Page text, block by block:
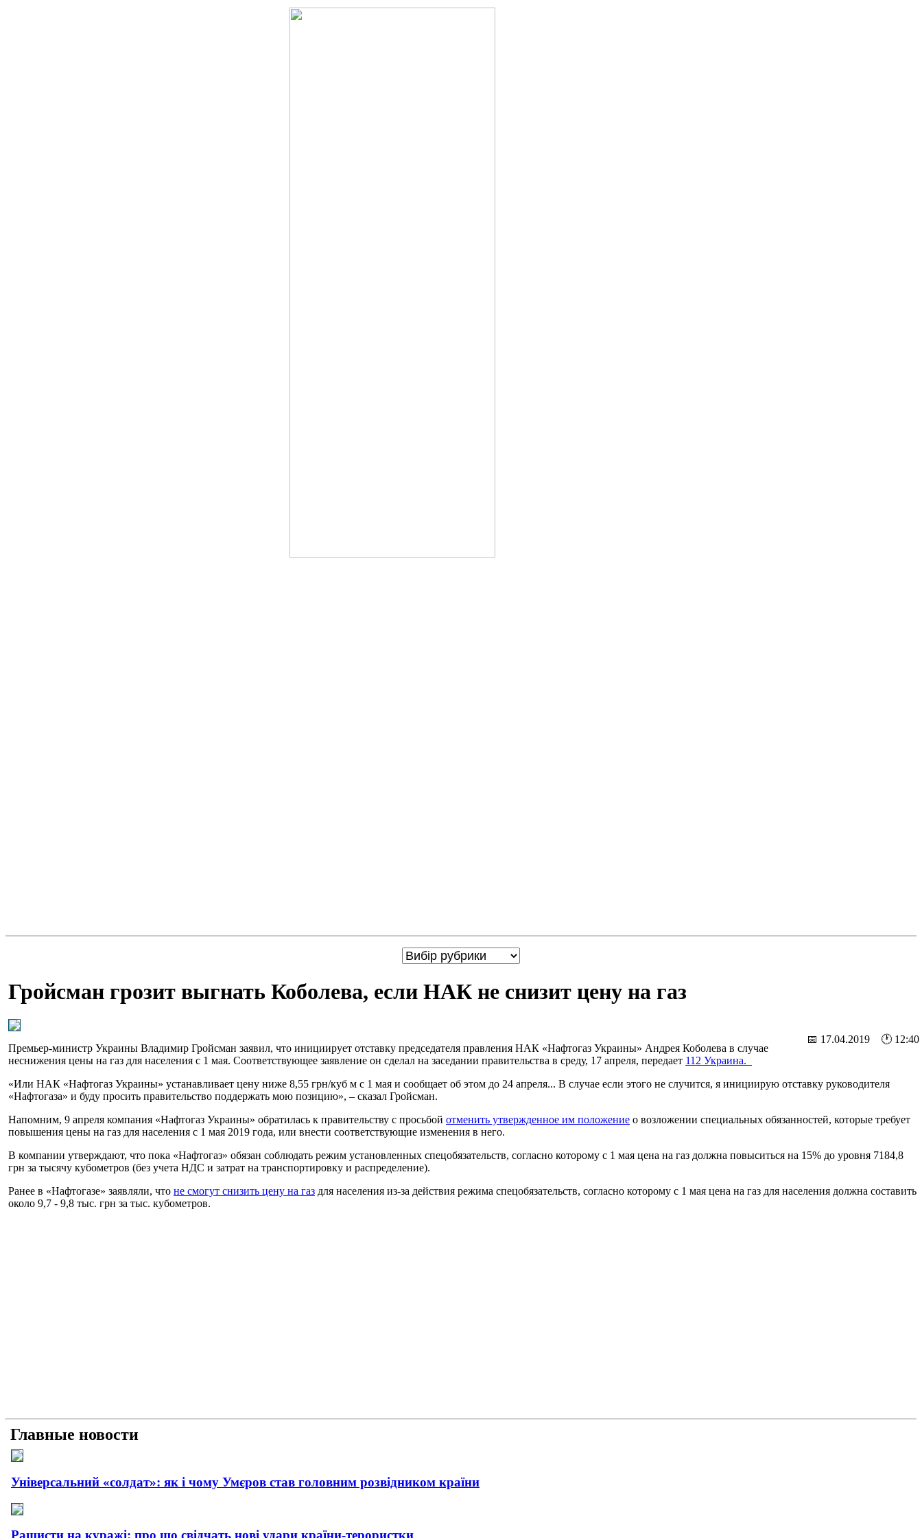
Гройсман грозит выгнать Коболева, если НАК не снизит цену на газ
📅 17.04.2019 🕐 12:40
Премьер-министр Украины Владимир Гройсман заявил, что инициирует отставку председателя правления НАК «Нафтогаз Украины» Андрея Коболева в случае
неснижения цены на газ для населения с 1 мая. Соответствующее заявление он сделал на заседании правительства в среду, 17 апреля, передает 112 Украина.
«Или НАК «Нафтогаз Украины» устанавливает цену ниже 8,55 грн/куб м с 1 мая и сообщает об этом до 24 апреля... В случае если этого не случится, я инициирую отставку руководителя
«Нафтогаза» и буду просить правительство поддержать мою позицию», – сказал Гройсман.
Напомним, 9 апреля компания «Нафтогаз Украины» обратилась к правительству с просьбой отменить утвержденное им положение о возложении специальных обязанностей, которые требует
повышения цены на газ для населения с 1 мая 2019 года, или внести соответствующие изменения в него.
В компании утверждают, что пока «Нафтогаз» обязан соблюдать режим установленных спецобязательств, согласно которому с 1 мая цена на газ должна повыситься на 15% до уровня 7184,8
грн за тысячу кубометров (без учета НДС и затрат на транспортировку и распределение).
Ранее в «Нафтогазе» заявляли, что не смогут снизить цену на газ для населения из-за действия режима спецобязательств, согласно которому с 1 мая цена на газ для населения должна составить
около 9,7 - 9,8 тыс. грн за тыс. кубометров.
Главные новости
Універсальний «солдат»: як і чому Умєров став головним розвідником країни
Рашисти на куражі: про що свідчать нові удари країни-терористки